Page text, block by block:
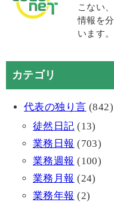
こない
情報を
います。
カテゴリ
代表の独り言 (842)
徒然日記 (13)
業務日報 (703)
業務週報 (100)
業務月報 (24)
業務年報 (2)